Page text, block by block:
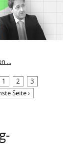
...
1 2
3
Seite ›